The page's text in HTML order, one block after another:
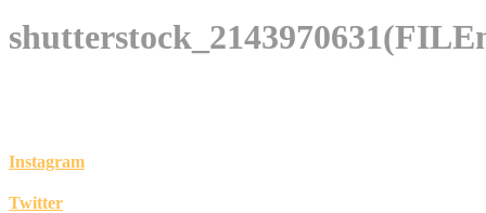
Instagram
Twitter